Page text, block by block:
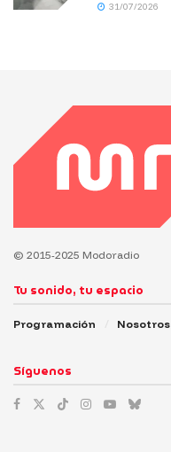
31/07/2026
© 2015-2025 Modoradio
Tu sonido, tu espacio
Programación Nosotros
Síguenos